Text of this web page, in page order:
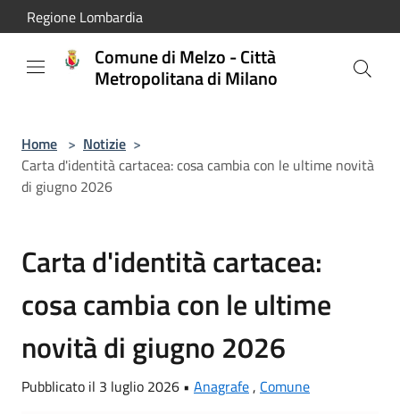
Salta al contenuto principale
Regione Lombardia
Comune di Melzo - Città
Metropolitana di Milano
Home > Notizie >
Carta d'identità cartacea: cosa cambia con le ultime novità
di giugno 2026
Carta d'identità cartacea:
cosa cambia con le ultime
novità di giugno 2026
Pubblicato il 3 luglio 2026 • Anagrafe, Comune